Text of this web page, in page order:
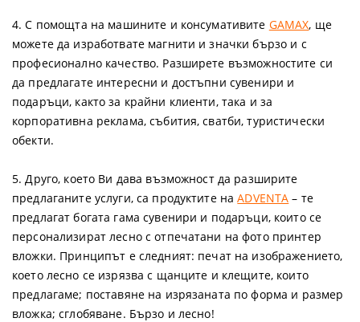
4. С помощта на машините и консумативите GAMAX, ще
можете да изработвате магнити и значки бързо и с
професионално качество. Разширете възможностите си
да предлагате интересни и достъпни сувенири и
подаръци, както за крайни клиенти, така и за
корпоративна реклама, събития, сватби, туристически
обекти.
5. Друго, което Ви дава възможност да разширите
предлаганите услуги, са продуктите наADVENTA – те
предлагат богата гама сувенири и подаръци, които се
персонализират лесно с отпечатани на фото принтер
вложки. Принципът е следният: печат на изображението,
което лесно се изрязва с щанците и клещите, които
предлагаме; поставяне на изрязаната по форма и размер
вложка; сглобяване. Бързо и лесно!